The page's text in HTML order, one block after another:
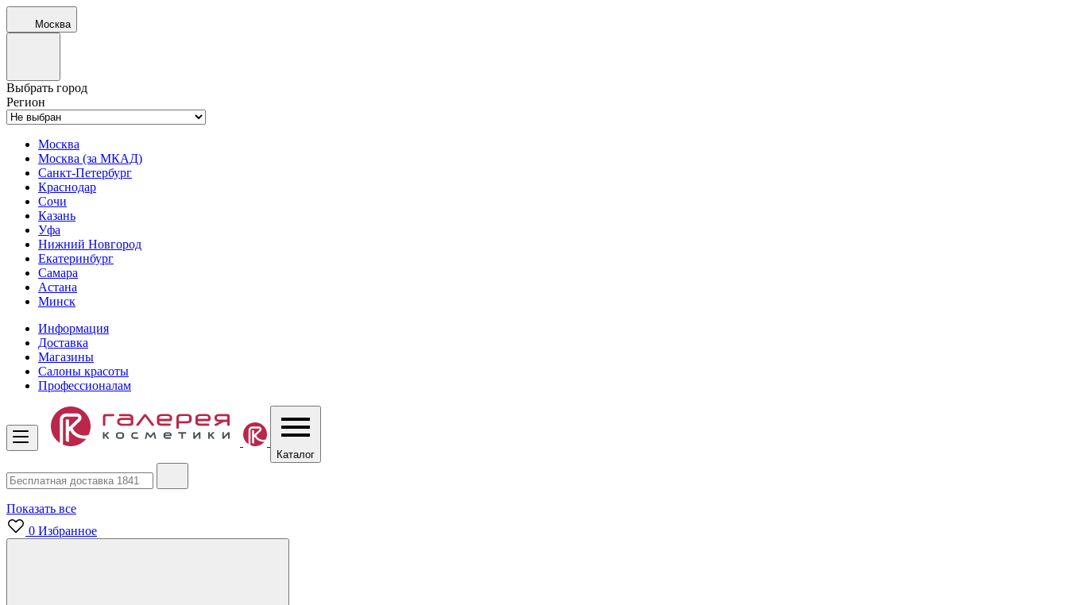
Москва
Выбрать город
Регион
Москва
Москва (за МКАД)
Санкт-Петербург
Краснодар
Сочи
Казань
Уфа
Нижний Новгород
Екатеринбург
Самара
Астана
Минск
Информация
Доставка
Магазины
Салоны красоты
Профессионалам
Каталог
Показать все
0 Избранное